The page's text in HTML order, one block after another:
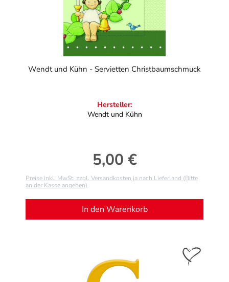
Wendt und Kühn - Servietten Christbaumschmuck
Hersteller:
Wendt und Kühn
Regulärer Preis:
5,00 €
Preise inkl. MwSt. zzgl. Versandkosten ja nach Lieferland (Bitte
an der Kasse angeben)
In den Warenkorb